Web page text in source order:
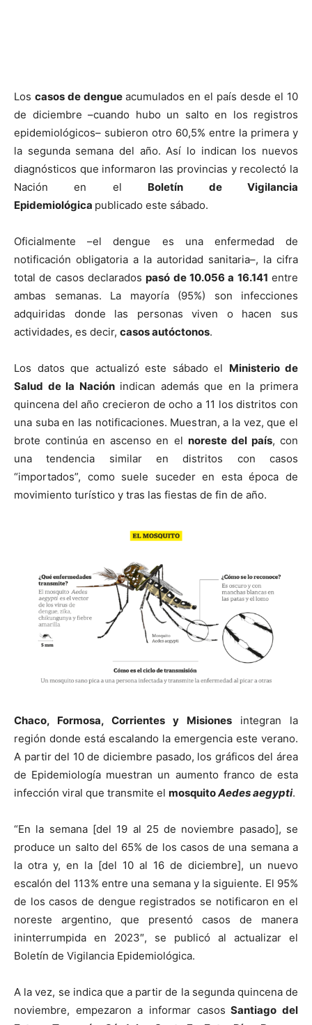
Los casos de dengue acumulados en el país desde el 10
de diciembre –cuando hubo un salto en los registros
epidemiológicos– subieron otro 60,5% entre la primera y
la segunda semana del año. Así lo indican los nuevos
diagnósticos que informaron las provincias y recolectó la
Nación en el Boletín de Vigilancia
Epidemiológica publicado este sábado.
Oficialmente –el dengue es una enfermedad de
notificación obligatoria a la autoridad sanitaria–, la cifra
total de casos declaradospasó de 10.056 a 16.141 entre
ambas semanas. La mayoría (95%) son infecciones
adquiridas donde las personas viven o hacen sus
actividades, es decir, casos autóctonos.
Los datos que actualizó este sábado el Ministerio de
Salud de la Naciónindican además que en la primera
quincena del año crecieron de ocho a 11 los distritos con
una suba en las notificaciones. Muestran, a la vez, que el
brote continúa en ascenso en el noreste del país, con
una tendencia similar en distritos con casos
“importados”, como suele suceder en esta época de
movimiento turístico y tras las fiestas de fin de año.
Chaco, Formosa, Corrientes y Misiones integran la
región donde está escalando la emergencia este verano.
A partir del 10 de diciembre pasado, los gráficos del área
de Epidemiología muestran un aumento franco de esta
infección viral que transmite el mosquitoAedes aegypti.
“En la semana [del 19 al 25 de noviembre pasado], se
produce un salto del 65% de los casos de una semana a
la otra y, en la [del 10 al 16 de diciembre], un nuevo
escalón del 113% entre una semana y la siguiente. El 95%
de los casos de dengue registrados se notificaron en el
noreste argentino, que presentó casos de manera
ininterrumpida en 2023″, se publicó al actualizar el
Boletín de Vigilancia Epidemiológica.
A la vez, se indica que a partir de la segunda quincena de
noviembre, empezaron a informar casos Santiago del